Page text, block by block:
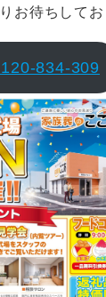
お待ちしてお
834-309